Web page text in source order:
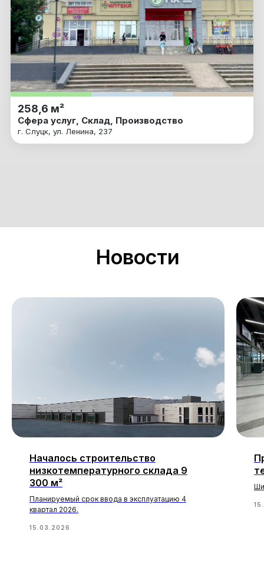
258,6 м²
Сфера услуг, Склад, Производство
г. Слуцк, ул. Ленина, 237
Новости
Началось строительство
низкотемпературного склада 9
300 м²
Планируемый срок ввода в эксплуатацию 4
квартал 2026.
15.03.2026